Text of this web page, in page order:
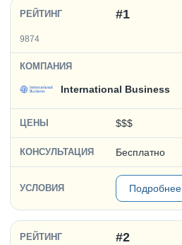
#1
9874
International Business
$$$
Бесплатно
Подробнее
#2